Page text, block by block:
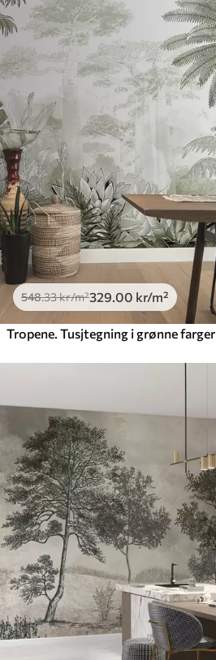
548.33kr/m²329.00 kr/m²
Tropene. Tusjtegning i grønne farger